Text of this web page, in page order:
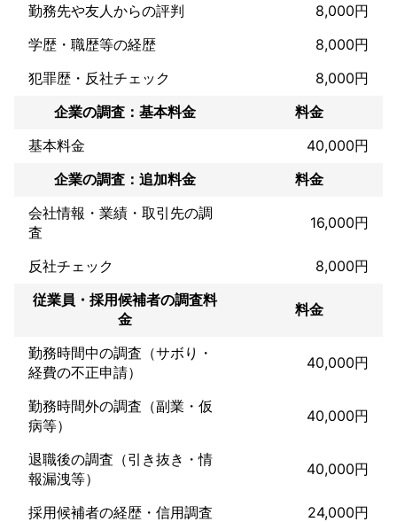
本から解決し、安心と希望に満ちた未来を築くことを目指してい
ます。どのようなお悩みでも、まずはお気軽にご相談ください。
これまでの実績
当社は全国80支社を超えるネットワークで、数多くのお客様の悩
数ではなく、お客様の安心と笑顔をどれだけ生み出せたかを最も
浮気調査、人探し、企業調査からストーカー対策まで、多岐にわ
は、「諦めていた問題が解決できた」「安心して次のステップに
進める」といった感謝の声を多数いただいています。
・裁判で有効な証拠収集能力
収集に注力しています。経験豊富な調査員が、客観的かつ揺るぎ
ない証拠を押さえることで、慰謝料請求や離婚調停で依頼者様が
・お客様の声
ています。」
「行方不明だった兄を見つけてもらい、家族の絆を取り戻せまし
「社内不正の証拠を掴んでもらい、会社の被害拡大を防げまし
た。」
勤務先や友人からの評判
8,000円
学歴・職歴等の経歴
8,000円
犯罪歴・反社チェック
8,000円
企業の調査：基本料金
料金
基本料金
40,000円
企業の調査：追加料金
料金
会社情報・業績・取引先の調
査
16,000円
反社チェック
8,000円
従業員・採用候補者の調査料
金
料金
勤務時間中の調査（サボり・
経費の不正申請）
40,000円
勤務時間外の調査（副業・仮
病等）
40,000円
退職後の調査（引き抜き・情
報漏洩等）
40,000円
採用候補者の経歴・信用調査
24,000円